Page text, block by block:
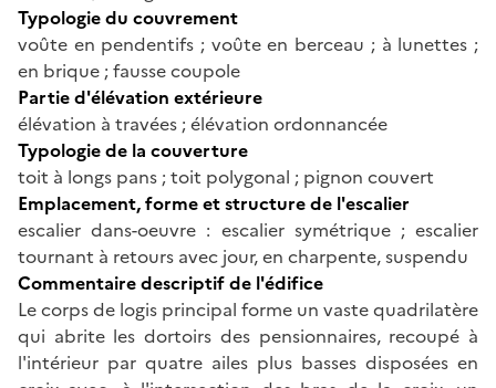
Typologie du couvrement
voûte en pendentifs ; voûte en berceau ; à lunettes ;
en brique ; fausse coupole
Partie d'élévation extérieure
élévation à travées ; élévation ordonnancée
Typologie de la couverture
toit à longs pans ; toit polygonal ; pignon couvert
Emplacement, forme et structure de l'escalier
escalier dans-oeuvre : escalier symétrique ; escalier
tournant à retours avec jour, en charpente, suspendu
Commentaire descriptif de l'édifice
Le corps de logis principal forme un vaste quadrilatère
qui abrite les dortoirs des pensionnaires, recoupé à
l'intérieur par quatre ailes plus basses disposées en